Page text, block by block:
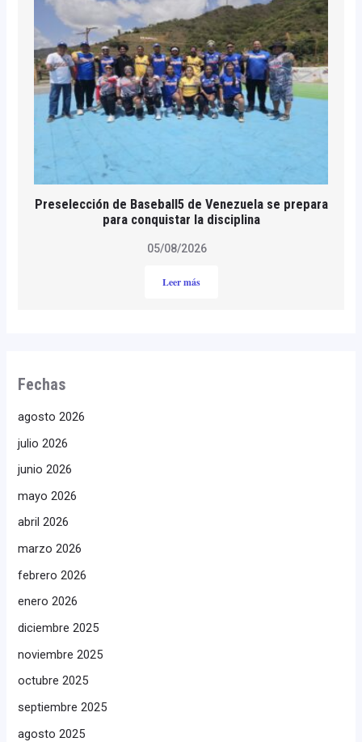
Preselección de Baseball5 de Venezuela se prepara
para conquistar la disciplina
05/08/2026
Leer más
Fechas
agosto 2026
julio 2026
junio 2026
mayo 2026
abril 2026
marzo 2026
febrero 2026
enero 2026
diciembre 2025
noviembre 2025
octubre 2025
septiembre 2025
agosto 2025